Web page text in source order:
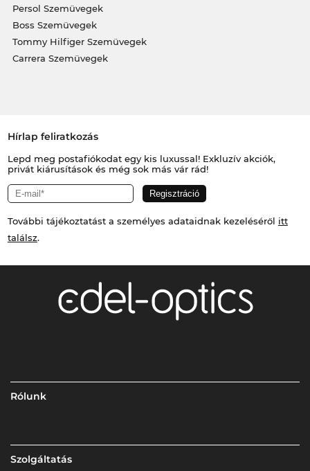
Persol Szemüvegek
Boss Szemüvegek
Tommy Hilfiger Szemüvegek
Carrera Szemüvegek
Hírlap feliratkozás
Lepd meg postafiókodat egy kis luxussal! Exkluzív akciók,
privát kiárusítások és még sok más vár rád!
További tájékoztatást a személyes adataidnak kezeléséről itt
találsz.
Rólunk
Szolgáltatás